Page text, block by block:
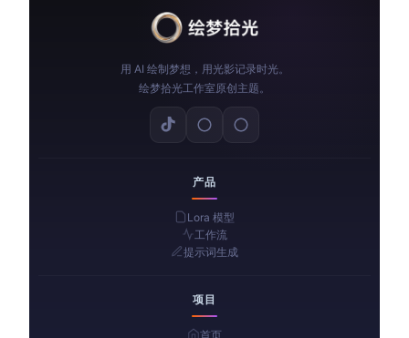
用 AI 绘制梦想，用光影记录时光。
绘梦拾光工作室原创主题。
产品
Lora 模型
工作流
提示词生成
项目
首页